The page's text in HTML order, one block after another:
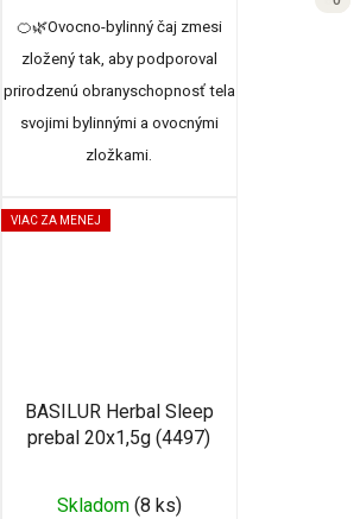
🍊🌿Ovocno-bylinný čaj zmesi
zložený tak, aby podporoval
prirodzenú obranyschopnosť tela
svojimi bylinnými a ovocnými
zložkami.
VIAC ZA MENEJ
BASILUR Herbal Sleep
prebal 20x1,5g (4497)
Skladom (8 ks)